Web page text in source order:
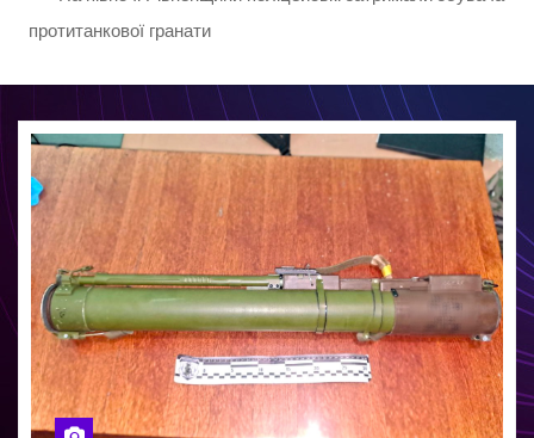
протитанкової гранати